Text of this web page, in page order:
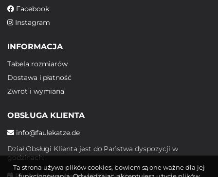
Facebook
Instagram
INFORMACJA
Tabela rozmiarów
Dostawa i płatność
Zwrot i wymiana
OBSŁUGA KLIENTA
info@faulekatze.de
Dział Obsługi Klienta jest do Państwa dyspozycji w
godzinach:
Ta strona używa plików cookies, bowiem są one ważne dla jej